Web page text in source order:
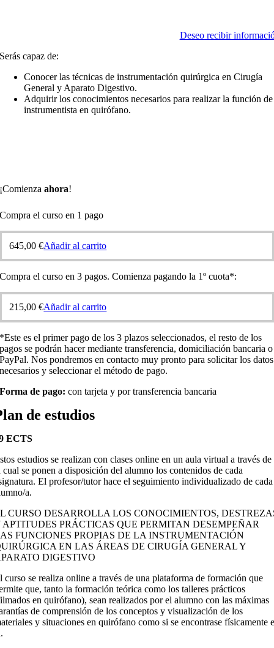
Deseo recibir
Serás capaz de:
Conocer las técnicas de instrumentación quirúrgica en Cirugía
General y Aparato Digestivo.
Adquirir los conocimientos necesarios para realizar la función de
instrumentista en quirófano.
¡Comienzaahora!
Compra el curso en 1 pago
645,00€Añadir al carrito
Compra el curso en 3 pagos. Comienza pagando la 1º cuota*:
215,00€Añadir al carrito
*Este es el primer pago de los 3 plazos seleccionados, el resto de los
pagos se podrán hacer mediante transferencia, domiciliación bancaria o
PayPal. Nos pondremos en contacto muy pronto para solicitar los datos
necesarios y seleccionar el método de pago.
Forma de pago: con tarjeta y por transferencia bancaria
de estudios
ECTS
estudios se realizan con clases online en un aula virtual a través de
cual se ponen a disposición del alumno los contenidos de cada
El profesor/tutor hace el seguimiento individualizado de cada
a.
CURSO DESARROLLA LOS CONOCIMIENTOS,
APTITUDES PRÁCTICAS QUE PERMITAN DESEMPEÑAR
FUNCIONES PROPIAS DE LA INSTRUMENTACIÓN
EN LAS ÁREAS DE CIRUGÍA GENERAL Y
DIGESTIVO
curso se realiza online a través de una plataforma de formación que
que, tanto la formación teórica como los talleres prácticos
en quirófano), sean realizados por el alumno con las máximas
de comprensión de los conceptos y visualización de los
y situaciones en quirófano como si se encontrase físicamente